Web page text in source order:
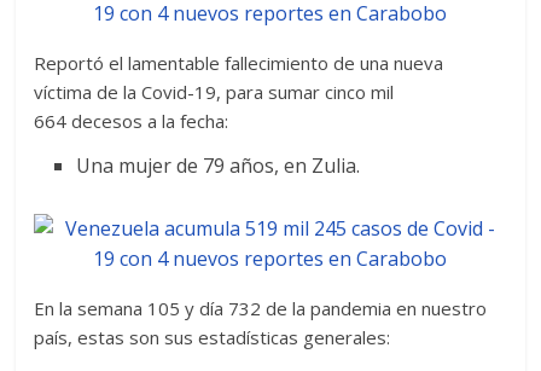
Reportó el lamentable fallecimiento de una nueva
víctima de la Covid-19, para sumar cinco mil
664 decesos a la fecha:
Una mujer de 79 años, en Zulia.
En la semana 105 y día 732 de la pandemia en nuestro
país, estas son sus estadísticas generales: